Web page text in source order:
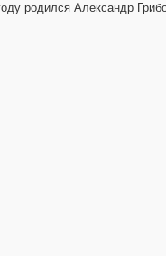
родился Александр